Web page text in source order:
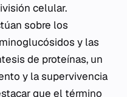
celular.
sobre los
y las
de proteínas, un
y la supervivencia
que el término